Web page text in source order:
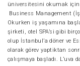
üniversitesini okumak için
Business Management
Okurken iş yaşamına
şirketi, otel SPA’si gibi
olup İstanbul’a döner ve
olarak görev yaptiktan
çalışmaya başladı. L’uva